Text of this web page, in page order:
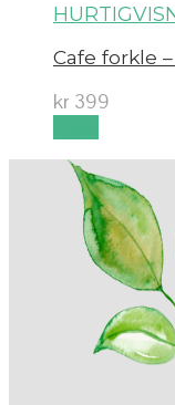
Cafe forkle
kr 399